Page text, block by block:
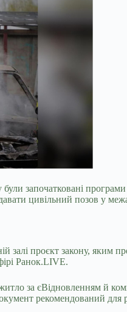
започатковані
цивільний позов у
залі проєкт закону,
Ранок.LIVE.
за єВідновленням й
рекомендований для